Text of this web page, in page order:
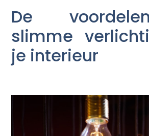
De
slimme
je interieur